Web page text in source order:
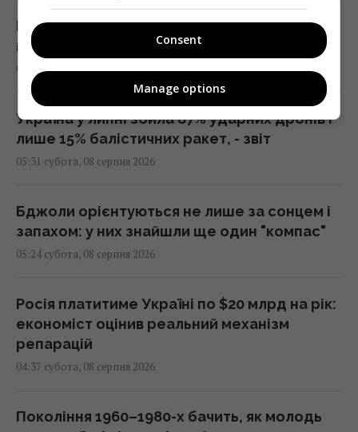
Вражають уяву: які найбільші організми на
планеті
06:27 субота, 08 серпня 2026
Україна у липні збила 87% ударних дронів і
лише 15% балістичних ракет, - звіт
05:31 субота, 08 серпня 2026
Бджоли орієнтуються не лише за сонцем і
запахом: у них знайшли ще один "компас"
05:24 субота, 08 серпня 2026
Росія платитиме Україні по $20 млрд на рік:
економіст оцінив реальний механізм
репарацій
04:37 субота, 08 серпня 2026
Покоління 1960–1980-х бачить, як молодь
Consent
Manage options